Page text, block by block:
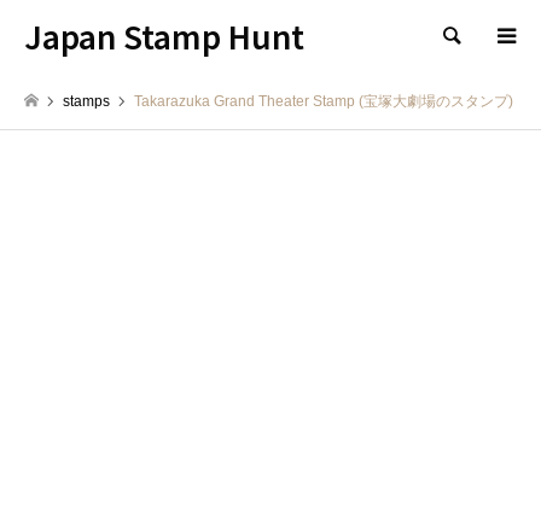
Japan Stamp Hunt 検索
stamps Takarazuka Grand Theater Stamp (宝塚大劇場のスタンプ)